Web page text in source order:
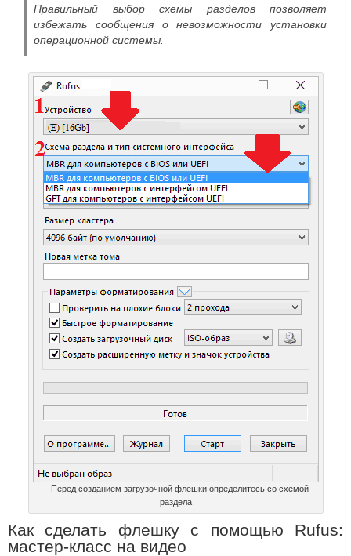
Правильный выбор схемы разделов позволяет
избежать сообщения о невозможности установки
операционной системы.
Перед созданием загрузочной флешки определитесь со схемой
раздела
Как сделать флешку с помощью Rufus:
мастер-класс на видео